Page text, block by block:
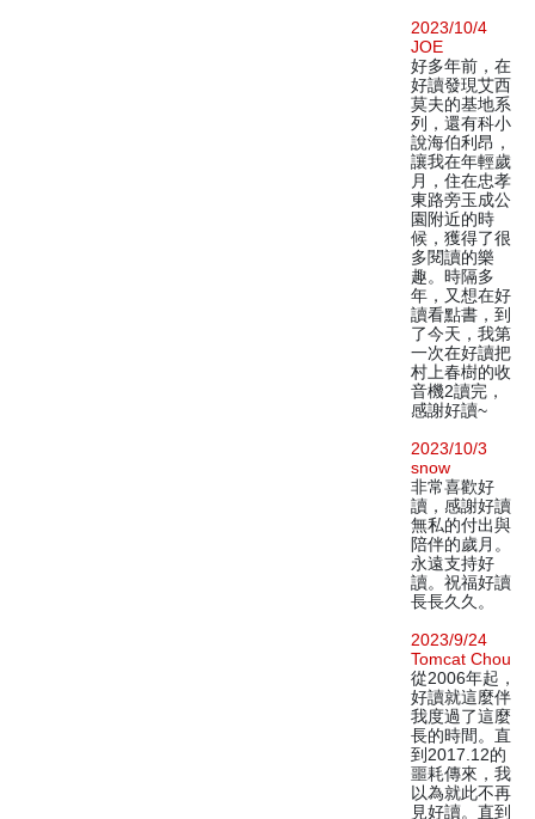
2023/10/4
JOE
好多年前，在
好讀發現艾西
莫夫的基地系
列，還有科小
說海伯利昂，
讓我在年輕歲
月，住在忠孝
東路旁玉成公
園附近的時
候，獲得了很
多閱讀的樂
趣。時隔多
年，又想在好
讀看點書，到
了今天，我第
一次在好讀把
村上春樹的收
音機2讀完，
感謝好讀~
2023/10/3
snow
非常喜歡好
讀，感謝好讀
無私的付出與
陪伴的歲月。
永遠支持好
讀。祝福好讀
長長久久。
2023/9/24
Tomcat Chou
從2006年起，
好讀就這麼伴
我度過了這麼
長的時間。直
到2017.12的
噩耗傳來，我
以為就此不再
見好讀。直到